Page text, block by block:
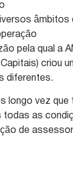
âmbitos
pela qual a
criou
diferentes.
longo vez
as
de